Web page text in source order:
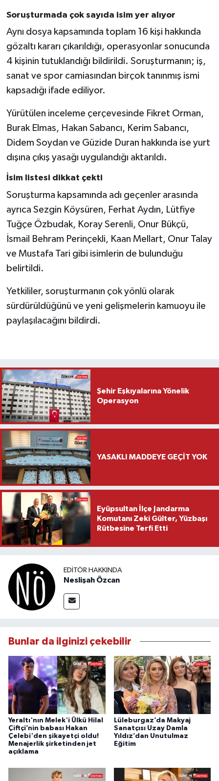
Soruşturmada çok sayıda isim yer alıyor
Aynı dosya kapsamında toplam 16 kişi hakkında
gözaltı kararı çıkarıldığı, operasyonlar sonucunda
4 kişinin tutuklandığı bildirildi. Soruşturmanın; iş,
sanat ve spor camiasından birçok tanınmış ismi
kapsadığı ifade ediliyor.
Yürütülen inceleme çerçevesinde Fikret Orman,
Burak Elmas, Hakan Sabancı, Kerim Sabancı,
Didem Soydan ve Güzide Duran hakkında ise yurt
dışına çıkış yasağı uygulandığı aktarıldı.
İsim listesi dikkat çekti
Soruşturma kapsamında adı geçenler arasında
ayrıca Sezgin Köysüren, Ferhat Aydın, Lütfiye
Tuğçe Özbudak, Koray Serenli, Onur Bükçü,
İsmail Behram Perinçekli, Kaan Mellart, Onur Talay
ve Mustafa Tari gibi isimlerin de bulunduğu
belirtildi.
Yetkililer, soruşturmanın çok yönlü olarak
sürdürüldüğünü ve yeni gelişmelerin kamuoyu ile
paylaşılacağını bildirdi.
Şehir Eşkıyalarına Yönelik
Operasyon
YASAKLI MADDEYE GEÇİT YOK
Eyüpsultan İlçe Jandarma
Komutanı Zeki Gülter, Yüzbaşı
Rütbesine Terfi Etti
EDITÖR HAKKINDA
Neslişah Özcan
Bunlar da ilginizi çekebilir
Yeraltı'nın Melek'i Ülkü Hilal
Çiftçi’nin babası Hakan
Çelebi'den şikayetçi oldu!
Menajerlik şirketinden jet
açıklama
Lüleburgaz’da Makyaj
Sanatçısı Uzay Damla
Yıldız’dan Unutulmaz
Eğitim